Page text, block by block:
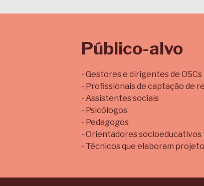
Público-alvo
- Gestores e dirigentes de OSCs
- Profissionais de captação de
- Assistentes sociais
- Psicólogos
- Pedagogos
- Orientadores socioeducativos
- Técnicos que elaboram